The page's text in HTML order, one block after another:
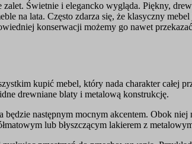
Świetnie i elegancko wygląda. Piękny,
na lata. Często zdarza się, że klasyczny
konserwacji możemy go nawet
kupić mebel, który nada charakter całej
drewniane blaty i metalową konstrukcję.
będzie następnym mocnym akcentem. Obok
lub błyszczącym lakierem z